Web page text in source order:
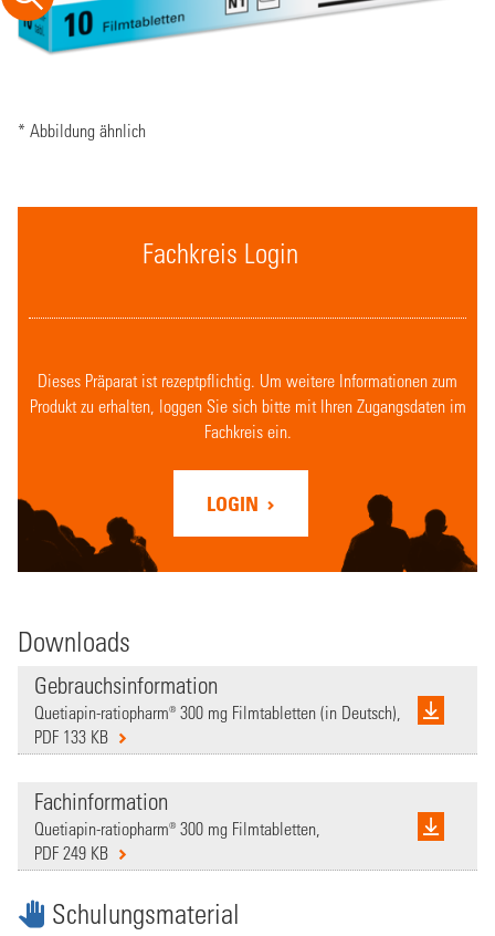
* Abbildung ähnlich
Fachkreis Login
Dieses Präparat ist rezeptpflichtig. Um weitere Informationen zum
Produkt zu erhalten, loggen Sie sich bitte mit Ihren Zugangsdaten im
Fachkreis ein.
LOGIN
Downloads
Gebrauchsinformation
Quetiapin-ratiopharm® 300 mg Filmtabletten (in Deutsch),
PDF 133 KB
Fachinformation
Quetiapin-ratiopharm® 300 mg Filmtabletten,
PDF 249 KB
Schulungsmaterial